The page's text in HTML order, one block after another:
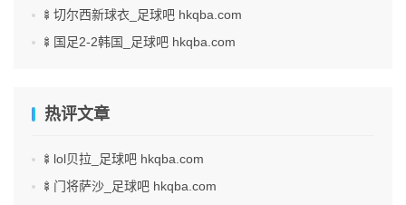
🍢切尔西新球衣_足球吧 hkqba.com
🍢国足2-2韩国_足球吧 hkqba.com
热评文章
🍢lol贝拉_足球吧 hkqba.com
🍢门将萨沙_足球吧 hkqba.com